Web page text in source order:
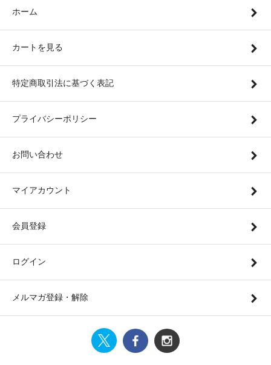
ホーム
カートを見る
特定商取引法に基づく表記
プライバシーポリシー
お問い合わせ
マイアカウント
会員登録
ログイン
メルマガ登録・解除